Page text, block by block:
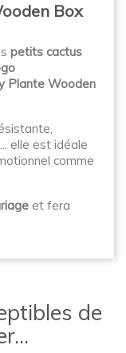
Box
petits cactus
Plante Wooden
elle est idéale
comme
et fera
de